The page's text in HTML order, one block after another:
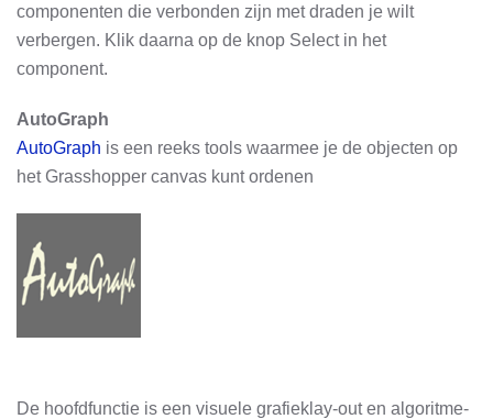
componenten die verbonden zijn met draden je wilt
verbergen. Klik daarna op de knop Select in het
component.
AutoGraph
AutoGraph is een reeks tools waarmee je de objecten op
het Grasshopper canvas kunt ordenen
De hoofdfunctie is een visuele grafieklay-out en algoritme-